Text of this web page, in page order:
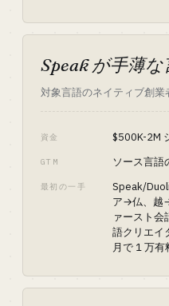
Speak が手薄
対象言語のネイティブ創業
資金 $500K-2M
GTM ソース言語
最初の一手
Speak/
ア→仏、越
ァースト
語クリエイ
月で 1 万有